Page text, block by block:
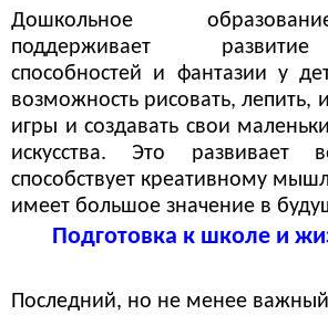
Дошкольное
поддерживает
способностей и фантазии у
возможность рисовать, лепить,
игры и создавать свои
искусства. Это развивает
способствует креативному
имеет большое значение в
Подготовка к школе и
Последний, но не менее важный